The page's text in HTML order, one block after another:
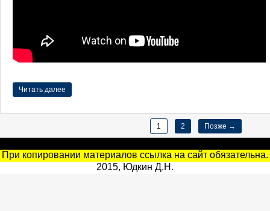
Читать далее
1 2 Позже →
При копировании материалов ссылка на сайт обязательна.
2015, Юдкин Д.Н.